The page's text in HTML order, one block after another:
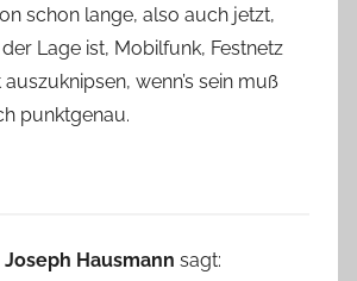
schon lange, also auch jetzt,
Lage ist, Mobilfunk, Festnetz
wenn’s sein muß
punktgenau.
Joseph Hausmann sagt: